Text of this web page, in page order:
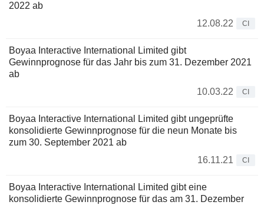
2022 ab
12.08.22
CI
Boyaa Interactive International Limited gibt
Gewinnprognose für das Jahr bis zum 31. Dezember 2021
ab
10.03.22
CI
Boyaa Interactive International Limited gibt ungeprüfte
konsolidierte Gewinnprognose für die neun Monate bis
zum 30. September 2021 ab
16.11.21
CI
Boyaa Interactive International Limited gibt eine
konsolidierte Gewinnprognose für das am 31. Dezember